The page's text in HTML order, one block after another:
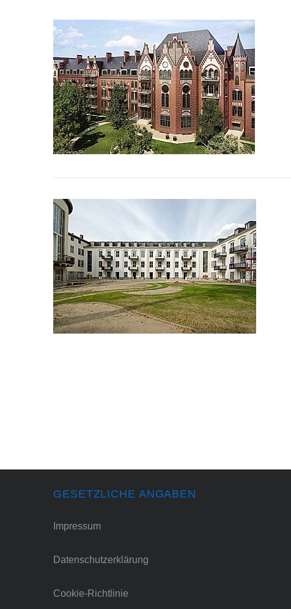
GESETZLICHE ANGABEN
Impressum
Datenschutzerklärung
Cookie-Richtlinie